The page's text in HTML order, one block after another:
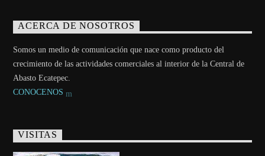
ACERCA DE NOSOTROS
Somos un medio de comunicación que nace como producto del
crecimiento de las actividades comerciales al interior de la Central de
Abasto Ecatepec.
CONOCENOS
VISITAS